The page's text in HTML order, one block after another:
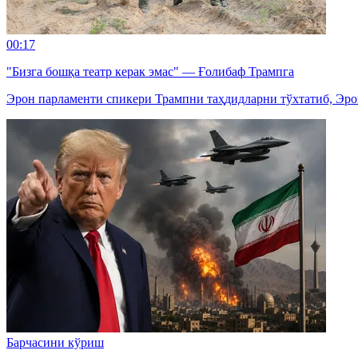
00:17
"Бизга бошқа театр керак эмас" — Ғолибаф Трампга
Эрон парламенти спикери Трампни таҳдидларни тўхтатиб,
Барчасини кўриш